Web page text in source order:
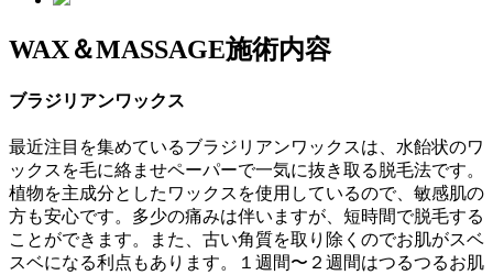
WAX＆MASSAGE施術内容
ブラジリアンワックス
最近注目を集めているブラジリアンワックスは、水飴状のワ
ックスを毛に絡ませペーパーで一気に抜き取る脱毛法です。
植物を主成分としたワックスを使用しているので、敏感肌の
方も安心です。多少の痛みは伴いますが、短時間で脱毛する
ことができます。また、古い角質を取り除くのでお肌がスベ
スベになる利点もあります。１週間〜２週間はつるつるお肌